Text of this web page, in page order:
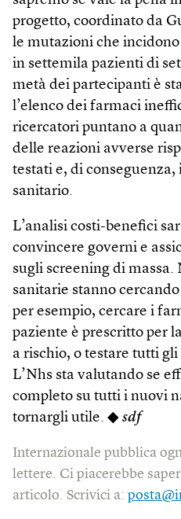
progetto, coordinato da
le mutazioni che
in settemila pazienti di
metà dei partecipanti è
l’elenco dei farmaci
ricercatori puntano a
delle reazioni avverse
testati e, di
sanitario.
L’analisi costi-benefici
convincere governi e
sugli screening di
sanitarie stanno
per esempio, cercare i
paziente è prescritto per
a rischio, o testare tutti
L’Nhs sta valutando se
completo su tutti i nuovi
tornargli utile. ◆ sdf
Internazionale pubblica
lettere. Ci piacerebbe
articolo. Scrivici a: